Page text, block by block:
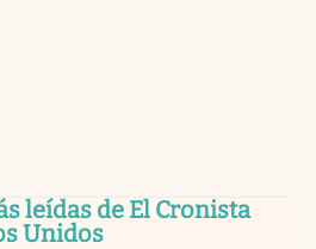
leídas de El Cronista
Unidos